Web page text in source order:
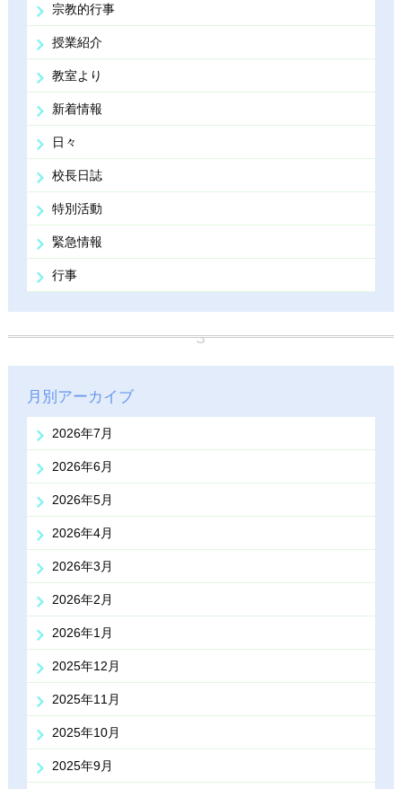
宗教的行事
授業紹介
教室より
新着情報
日々
校長日誌
特別活動
緊急情報
行事
月別アーカイブ
2026年7月
2026年6月
2026年5月
2026年4月
2026年3月
2026年2月
2026年1月
2025年12月
2025年11月
2025年10月
2025年9月